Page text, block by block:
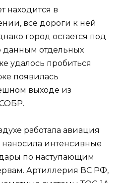
находится в
все дороги к ней
город остается под
данным отдельных
удалось пробиться
появилась
выходе из
работала авиация
наносила интенсивные
по наступающим
Артиллерия ВС РФ,